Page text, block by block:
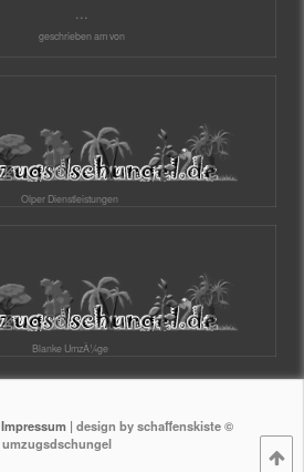
...
geschrieben am von
Olper Dienstleistungen
Blanke UmzÃ¼ge
Impressum | design by schaffenskiste ©
umzugsdschungel